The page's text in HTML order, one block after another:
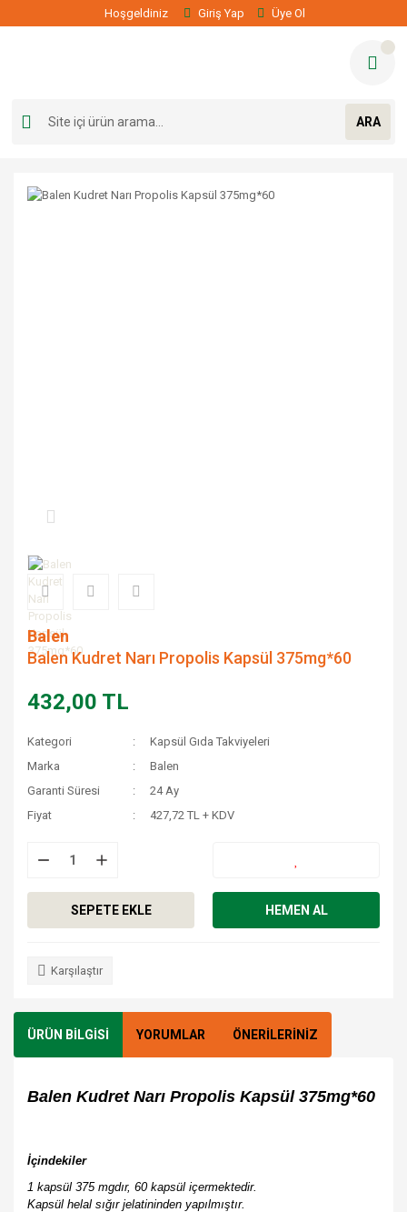
Hoşgeldiniz Giriş Yap Üye Ol
ARA
Balen
Balen Kudret Narı Propolis Kapsül 375mg*60
432,00 TL
Kategori
Kapsül Gıda Takviyeleri
Marka
Balen
Garanti Süresi
24 Ay
Fiyat
427,72 TL + KDV
SEPETE EKLE HEMEN AL
Karşılaştır
ÜRÜN BİLGİSİ YORUMLAR ÖNERİLERİNİZ
Balen Kudret Narı Propolis Kapsül 375mg*60
İçindekiler
1 kapsül 375 mgdır, 60 kapsül içermektedir.
Kapsül helal sığır jelatininden yapılmıştır.